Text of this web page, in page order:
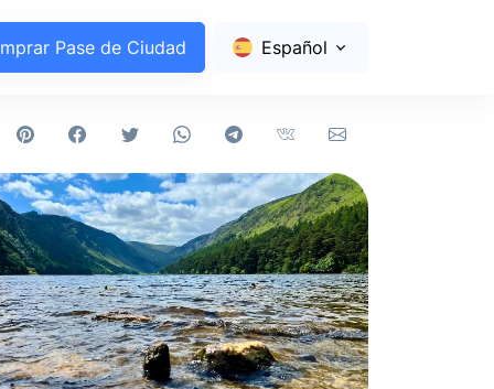
Pase de Ciudad Español